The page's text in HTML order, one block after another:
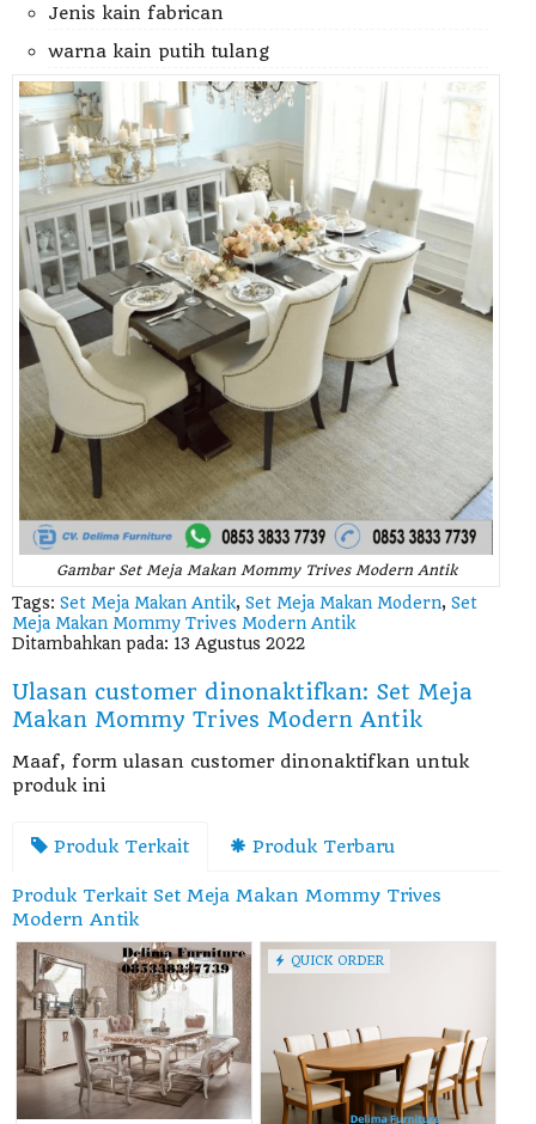
Jenis kain fabrican
warna kain putih tulang
Gambar Set Meja Makan Mommy Trives Modern Antik
Tags: Set Meja Makan Antik, Set Meja Makan Modern, Set
Meja Makan Mommy Trives Modern Antik
Ditambahkan pada: 13 Agustus 2022
Ulasan customer dinonaktifkan: Set Meja
Makan Mommy Trives Modern Antik
Maaf, form ulasan customer dinonaktifkan untuk
produk ini
Produk Terkait Produk Terbaru
Produk Terkait Set Meja Makan Mommy Trives
Modern Antik
QUICK ORDER